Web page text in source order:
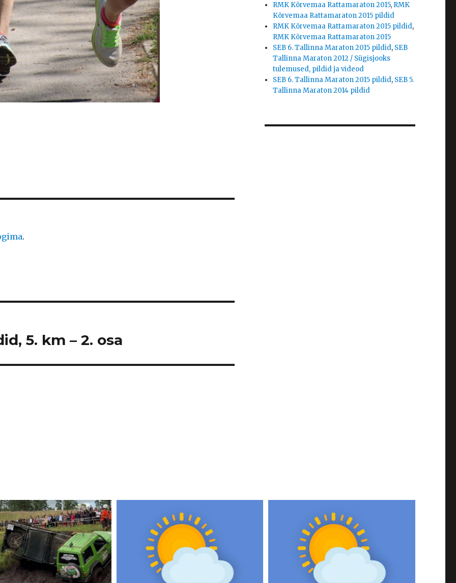
.
5. km – 2. osa
RMK Kõrvemaa Rattamaraton 2015, RMK
Kõrvemaa Rattamaraton 2015 pildid
RMK Kõrvemaa Rattamaraton 2015 pildid,
RMK Kõrvemaa Rattamaraton 2015
SEB 6. Tallinna Maraton 2015 pildid, SEB
Tallinna Maraton 2012 / Sügisjooks
tulemused, pildid ja videod
SEB 6. Tallinna Maraton 2015 pildid, SEB 5.
Tallinna Maraton 2014 pildid